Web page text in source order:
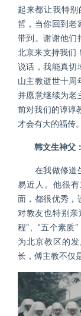
起来都让我特别
哲，当你回到老
带到。谢谢他们
北京来支持我们
说话，我能真切
山主教逝世十周
并愿意继续为老
前对我们的谆谆
才会有大的福传
韩文生神父
在我做修道生
易近人。他很
面，都很优秀，
对教友也特别
程”、“五个素质
为北京教区的
长，傅主教不仅